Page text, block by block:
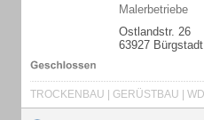
Malerbetriebe
Ostlandstr. 26
63927 Bürgstadt